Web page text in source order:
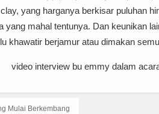
yang harganya berkisar puluhan
yang mahal tentunya. Dan keunikan
khawatir berjamur atau dimakan
video interview bu emmy dalam
Mulai Berkembang